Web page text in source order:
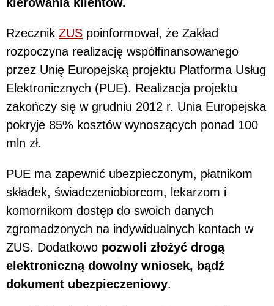
Rzecznik ZUS poinformował, że Zakład
rozpoczyna realizację współfinansowanego
przez Unię Europejską projektu Platforma Usług
Elektronicznych (PUE). Realizacja projektu
zakończy się w grudniu 2012 r. Unia Europejska
pokryje 85% kosztów wynoszących ponad 100
mln zł.
PUE ma zapewnić ubezpieczonym, płatnikom
składek, świadczeniobiorcom, lekarzom i
komornikom dostęp do swoich danych
zgromadzonych na indywidualnych kontach w
ZUS. Dodatkowo pozwoli złożyć drogą
elektroniczną dowolny wniosek, bądź
dokument ubezpieczeniowy.